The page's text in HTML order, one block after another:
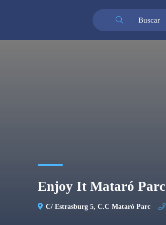
Buscar
Enjoy It Mataró Parc
C/ Estrasburg 5, C.C Mataró Parc